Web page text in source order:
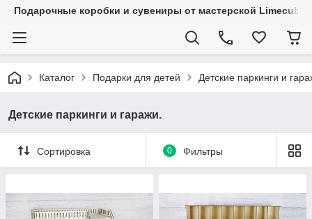
Подарочные коробки и сувениры от мастерской Limecube
Каталог Подарки для детей Детские паркинги и
Детские паркинги и гаражи.
Сортировка 0 Фильтры